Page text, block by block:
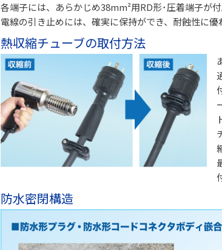
各端子には、あらかじめ38mm²用RD形･圧着端子が付
電線の引き止めには、確実に保持ができ、耐蝕性に
熱収縮チューブの取付方法
防水密閉構造